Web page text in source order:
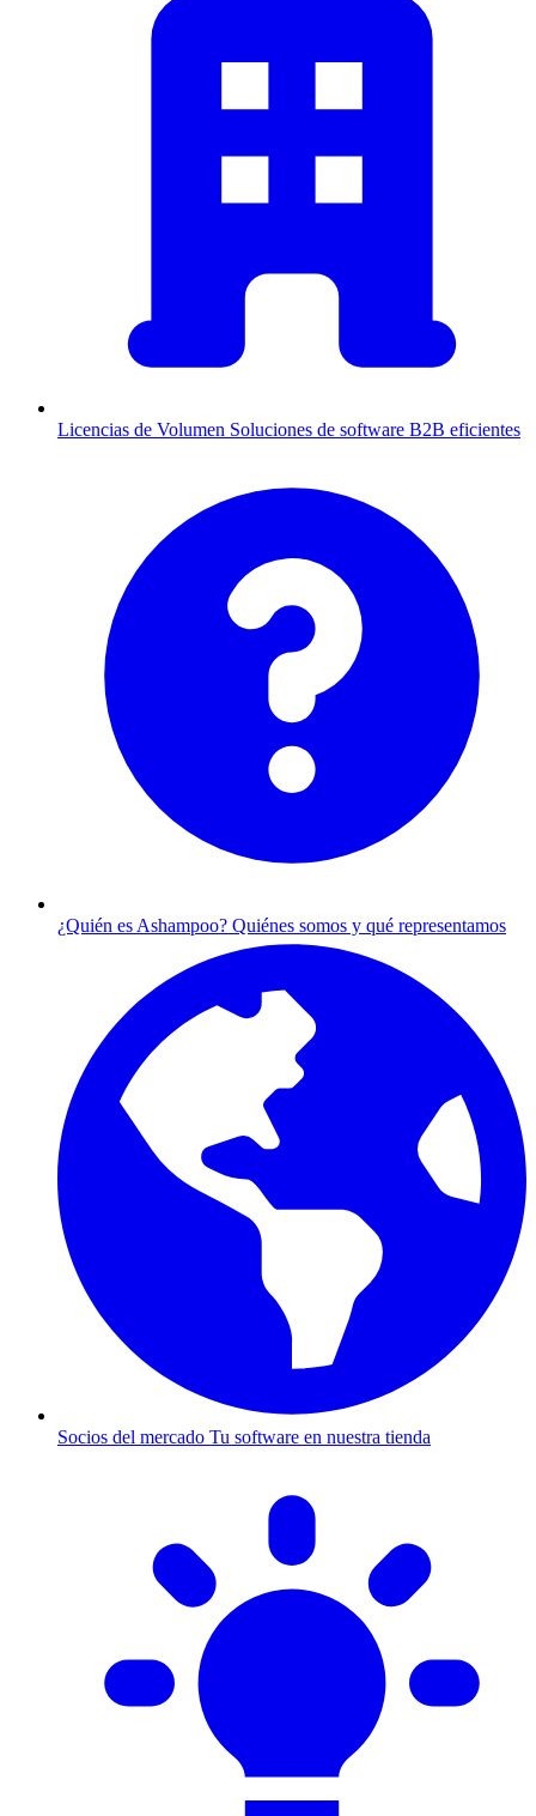
Licencias de Volumen Soluciones de software B2B eficientes
¿Quién es Ashampoo? Quiénes somos y qué representamos
Socios del mercado Tu software en nuestra tienda